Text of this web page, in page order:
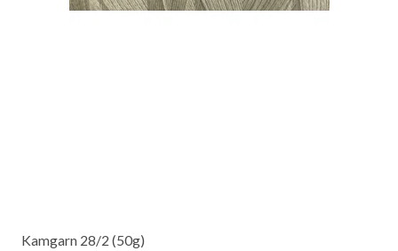
Kamgarn 28/2 (50g)